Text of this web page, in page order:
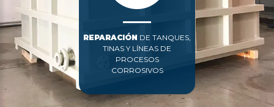
REPARACIÓN DE TANQUES,
TINAS Y LÍNEAS DE
PROCESOS
CORROSIVOS